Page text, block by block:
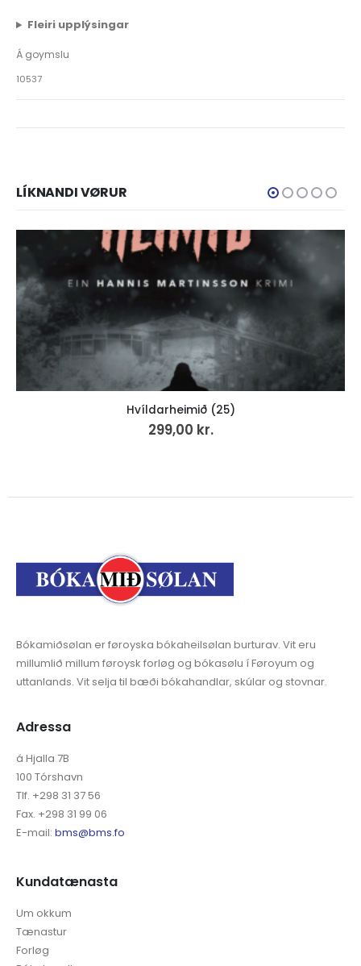
Fleiri upplýsingar
Á goymslu
10537
LÍKNANDI VØRUR
Hvíldarheimið (25)
299,00 kr.
Bókamiðsølan er føroyska bókaheilsølan burturav. Vit eru
millumlið millum føroysk forløg og bókasølu í Føroyum og
uttanlands. Vit selja til bæði bókahandlar, skúlar og stovnar.
Adressa
á Hjalla 7B
100 Tórshavn
Tlf. +298 31 37 56
Fax. +298 31 99 06
E-mail: bms@bms.fo
Kundatænasta
Um okkum
Tænastur
Forløg